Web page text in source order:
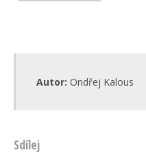
Autor: Ondřej Kalous
Sdílej